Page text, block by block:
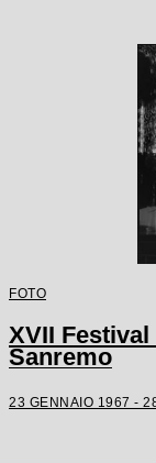
FOTO
XVII
Sanremo
23 GENNAIO 1967 -